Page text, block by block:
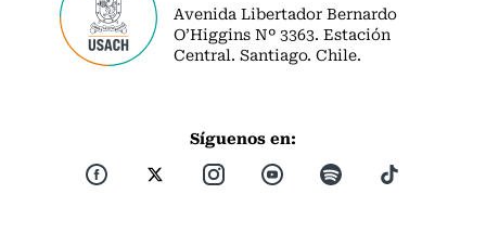
Avenida Libertador Bernardo
O’Higgins Nº 3363. Estación
Central. Santiago. Chile.
Síguenos en: